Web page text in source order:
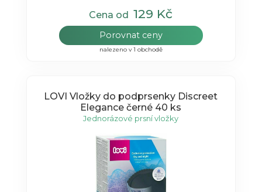
Cena od 129 Kč
Porovnat ceny
nalezeno v 1 obchodě
LOVI Vložky do podprsenky Discreet
Elegance černé 40 ks
Jednorázové prsní vložky